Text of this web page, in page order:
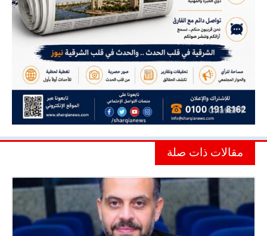
مقالات ذات صلة